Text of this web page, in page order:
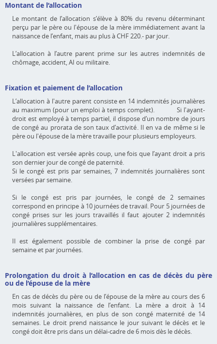
Montant de l’allocation
Le montant de l’allocation s’élève à 80% du revenu déterminant
perçu par le père ou l'épouse de la mère immédiatement avant la
naissance de l’enfant, mais au plus à CHF 220.- par jour.
L’allocation à l’autre parent prime sur les autres indemnités de
chômage, accident, AI ou militaire.
Fixation et paiement de l’allocation
L’allocation à l'autre parent consiste en 14 indemnités journalières
au maximum (pour un emploi à temps complet). Si l'ayant-
droit est employé à temps partiel, il dispose d’un nombre de jours
de congé au prorata de son taux d’activité. Il en va de même si le
père ou l'épouse de la mère travaille pour plusieurs employeurs.
L'allocation est versée après coup, une fois que l’ayant droit a pris
son dernier jour de congé de paternité.
Si le congé est pris par semaines, 7 indemnités journalières sont
versées par semaine.
Si le congé est pris par journées, le congé de 2 semaines
correspond en principe à 10 journées de travail. Pour 5 journées de
congé prises sur les jours travaillés il faut ajouter 2 indemnités
journalières supplémentaires.
Il est également possible de combiner la prise de congé par
semaine et par journées.
Prolongation du droit à l’allocation en cas de décès du père
ou de l’épouse de la mère
En cas de décès du père ou de l’épouse de la mère au cours des 6
mois suivant la naissance de l’enfant. La mère a droit à 14
indemnités journalières, en plus de son congé maternité de 14
semaines. Le droit prend naissance le jour suivant le décès et le
congé doit être pris dans un délai-cadre de 6 mois dès le décès.